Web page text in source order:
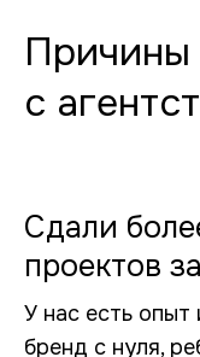
Причины
с
Сдали
проектов
У нас есть опыт
бренд с нуля,